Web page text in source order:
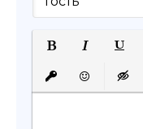
ВставитьВставить